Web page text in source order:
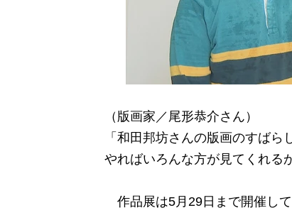
（版画家／尾形恭介さん）
「和田邦坊さんの版画のすば
やればいろんな方が見てくれる
作品展は5月29日まで開催して